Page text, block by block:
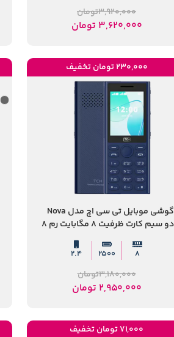
3,920,000تومان
3,620,000 تومان
گوشی موبایل تی سی اچ مدل Nova
دو سیم کارت ظرفیت 8 مگابایت رم 8
8
2500
2.4
3,180,000تومان
2,950,000 تومان
230,000 تومان تخفیف
71,000 تومان تخفیف